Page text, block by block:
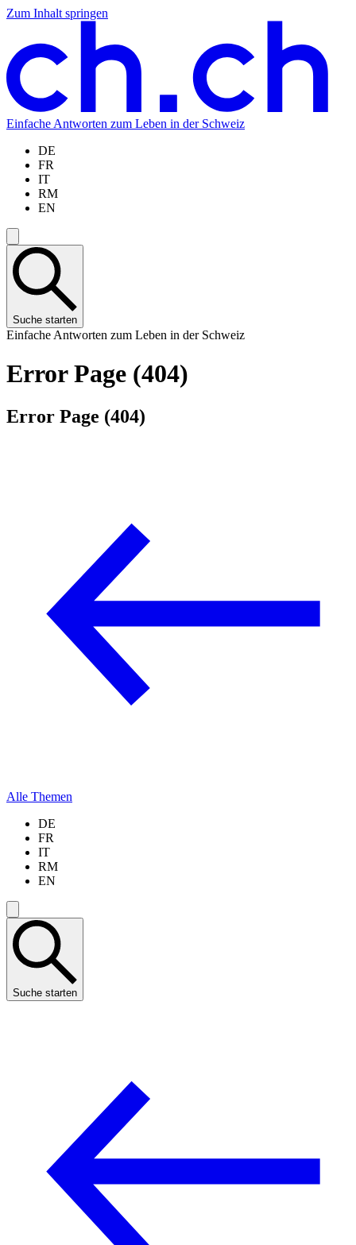
Zum Inhalt springen
Zum
springen
Zur
springen
Zur
springen
Zur
springen
Einfache Antworten zum Leben in der Schweiz
DE
FR
IT
RM
EN
Suche starten
Einfache Antworten zum Leben in der Schweiz
Error Page (404)
Error Page (404)
Alle Themen
DE
FR
IT
RM
EN
Suche starten